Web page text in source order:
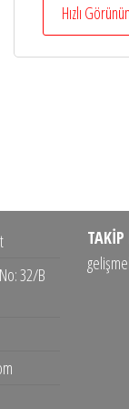
Hızlı
32/B
TAKİP